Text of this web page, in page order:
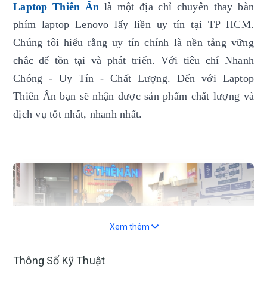
Laptop Thiên Ân là một địa chỉ chuyên thay bàn
phím laptop Lenovo lấy liền uy tín tại TP HCM.
Chúng tôi hiểu rằng uy tín chính là nền tảng vững
chắc để tồn tại và phát triển. Với tiêu chí Nhanh
Chóng - Uy Tín - Chất Lượng. Đến với Laptop
Thiên Ân bạn sẽ nhận được sản phẩm chất lượng và
dịch vụ tốt nhất, nhanh nhất.
Xem thêm
Thông Số Kỹ Thuật